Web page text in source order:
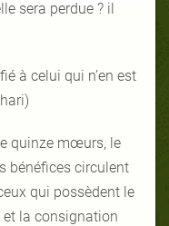
sera perdue ? il
à celui qui n’en est
quinze mœurs, le
bénéfices circulent
qui possèdent le
et la consignation